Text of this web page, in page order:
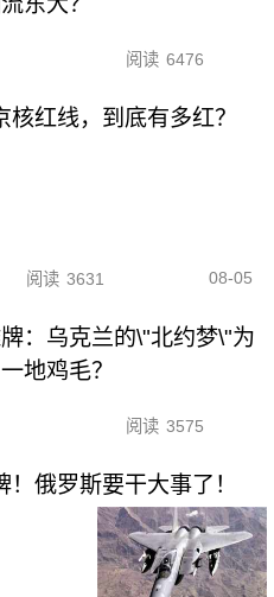
阅读 6476
红线，到底有多红？
阅读 3631 08-05
：乌克兰的\"北约梦\"为
地鸡毛？
阅读 3575
俄罗斯要干大事了！